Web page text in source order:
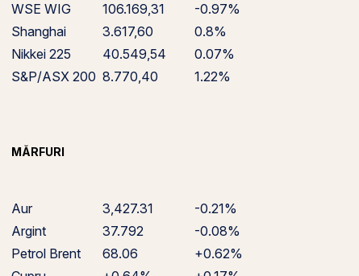
WSE WIG 106.169,31
-0.97%
Shanghai
3.617,60
0.8%
Nikkei 225
40.549,54
0.07%
S&P/ASX 200 8.770,40 1.22%
MĂRFURI
Aur 3,427.31
-0.21%
Argint
37.792
-0.08%
Petrol Brent
68.06
+0.62%